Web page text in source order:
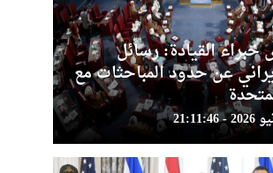
القيادة: رسائل
عن حدود المباحثات مع